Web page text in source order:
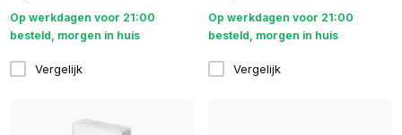
Op werkdagen voor 21:00
besteld, morgen in huis
Vergelijk
Op werkdagen voor 21:00
besteld, morgen in huis
Vergelijk